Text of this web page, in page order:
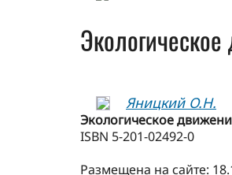
Яницкий О.Н.
Экологическое
ISBN 5-201-02492-0
Размещена на сайте: